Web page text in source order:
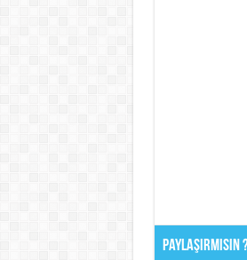
Paylaşırmısın